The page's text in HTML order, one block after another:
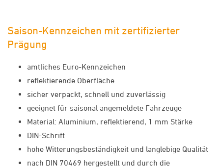
Saison-Kennzeichen mit zertifizierter
Prägung
amtliches Euro-Kennzeichen
reflektierende Oberfläche
sicher verpackt, schnell und zuverlässig
geeignet für saisonal angemeldete Fahrzeuge
Material: Aluminium, reflektierend, 1 mm Stärke
DIN-Schrift
hohe Witterungsbeständigkeit und langlebige Qualität
nach DIN 70469 hergestellt und durch die